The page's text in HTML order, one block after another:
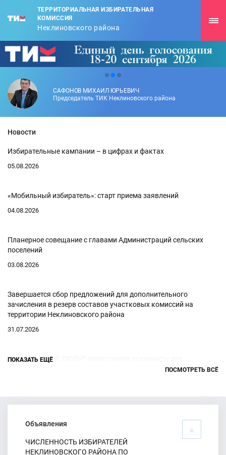
ТЕРРИТОРИАЛЬНАЯ ИЗБИРАТЕЛЬНАЯ
КОМИССИЯ
Неклиновского района
САФОНОВ МИХАИЛ ЮРЬЕВИЧ
Председатель ТИК Неклиновского района
Новости
Избирательные кампании – в цифрах и фактах
05.08.2026
«Мобильный избиратель»: старт приема заявлений
04.08.2026
Планерное совещание с главами Администраций сельских
поселений
03.08.2026
Завершается сбор предложений для дополнительного
зачисления в резерв составов участковых комиссий на
территории Неклиновского района
31.07.2026
Партия "НОВЫЕ ЛЮДИ" представила документы для
заверения списка кандидатов на выборах депутатов
30.07.2026
Партия "ЛДПР" представила документы для заверения списка
кандидатов на выборах депутатов Собраний депутатов
ПОКАЗАТЬ ЕЩЁ
ПОСМОТРЕТЬ ВСЁ
Объявления
ЧИСЛЕННОСТЬ ИЗБИРАТЕЛЕЙ
НЕКЛИНОВСКОГО РАЙОНА ПО